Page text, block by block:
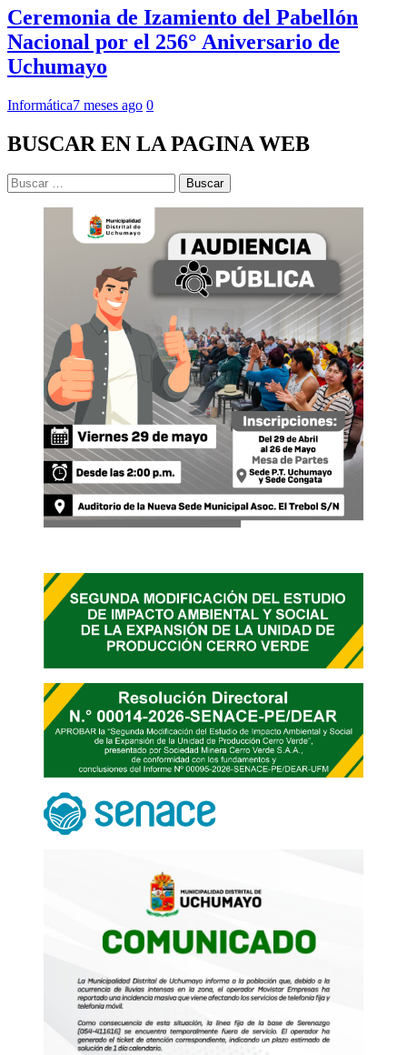
Ceremonia de Izamiento del Pabellón
Nacional por el 256° Aniversario de
Uchumayo
Informática7 meses ago 0
BUSCAR EN LA PAGINA WEB
Buscar: